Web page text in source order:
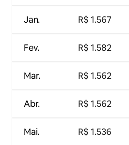
Jan.
Fev.
Mar.
Abr.
Mai.
R$ 1.567
R$ 1.582
R$ 1.562
R$ 1.562
R$ 1.536